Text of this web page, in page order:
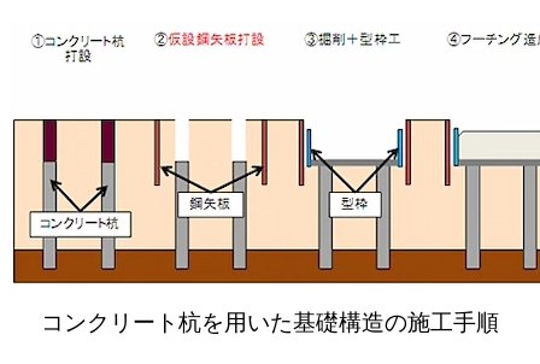
コンクリート杭を用いた基礎構造の施工手順